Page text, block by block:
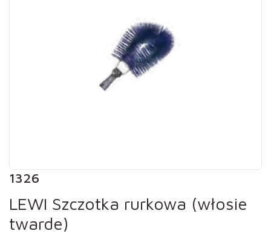
1326
LEWI Szczotka rurkowa (włosie
twarde)